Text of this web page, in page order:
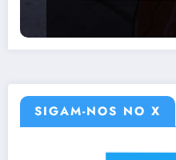
SIGAM-NOS NO X